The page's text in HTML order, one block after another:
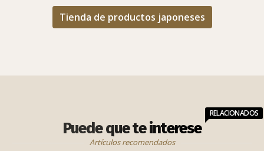
Tienda de productos japoneses
Puede que te interese
RELACIONADOS
Artículos recomendados